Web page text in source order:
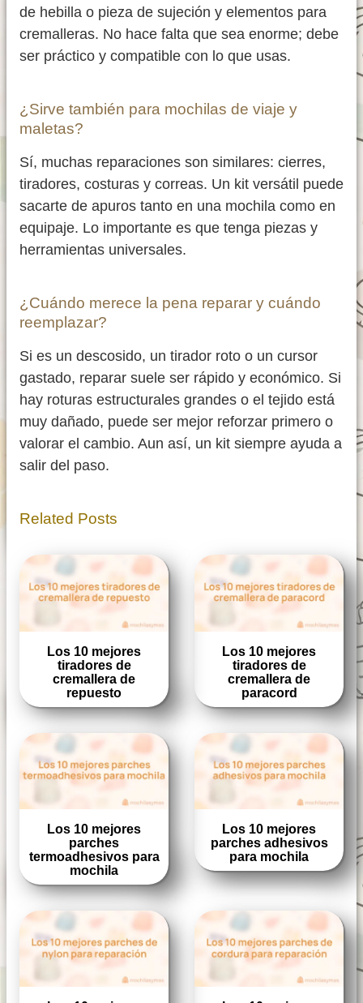
de hebilla o pieza de sujeción y elementos para
cremalleras. No hace falta que sea enorme; debe
ser práctico y compatible con lo que usas.
¿Sirve también para mochilas de viaje y
maletas?
Sí, muchas reparaciones son similares: cierres,
tiradores, costuras y correas. Un kit versátil puede
sacarte de apuros tanto en una mochila como en
equipaje. Lo importante es que tenga piezas y
herramientas universales.
¿Cuándo merece la pena reparar y cuándo
reemplazar?
Si es un descosido, un tirador roto o un cursor
gastado, reparar suele ser rápido y económico. Si
hay roturas estructurales grandes o el tejido está
muy dañado, puede ser mejor reforzar primero o
valorar el cambio. Aun así, un kit siempre ayuda a
salir del paso.
Related Posts
Los 10 mejores
tiradores de
cremallera de
repuesto
Los 10 mejores
tiradores de
cremallera de
paracord
Los 10 mejores
parches
termoadhesivos para
mochila
Los 10 mejores
parches adhesivos
para mochila